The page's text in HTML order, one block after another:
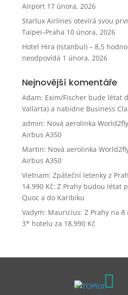
Airport 17 února, 2026
Starlux Airlines otevírá svou
Taipei–Praha 10 února, 2026
Hotel Hira (Istanbul) – 8,5
neodpovídá 1 února, 2026
Nejnovější komentáře
Adam: Exim/Fischer bude létat
Vallarta) a nabídne Business
admin: Nová aerolinka
Airbus A350
Martin: Nová aerolinka
Airbus A350
Vietnam: Zpáteční letenky z
14.990 Kč: Z Prahy budou létat
Quoc a do Karibiku
Vadym: Mauricius: Z Prahy na
3* hotelu za 18.990 Kč
